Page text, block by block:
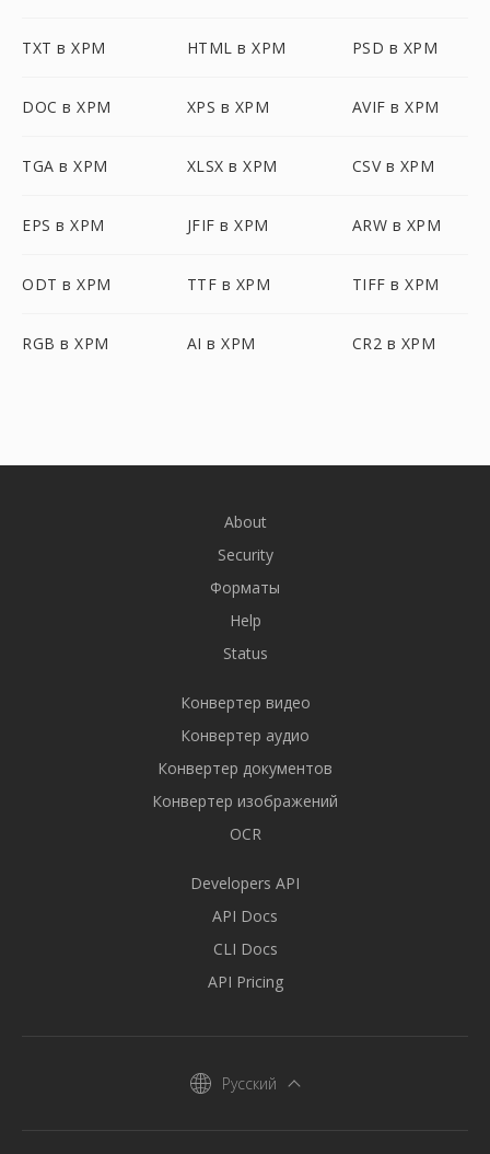
TXT в XPM HTML в XPM PSD в XPM
DOC в XPM XPS в XPM AVIF в XPM
TGA в XPM XLSX в XPM CSV в XPM
EPS в XPM JFIF в XPM ARW в XPM
ODT в XPM TTF в XPM TIFF в XPM
RGB в XPM AI в XPM CR2 в XPM
About
Security
Форматы
Help
Status
Конвертер видео
Конвертер аудио
Конвертер документов
Конвертер изображений
OCR
Developers API
API Docs
CLI Docs
API Pricing
Русский